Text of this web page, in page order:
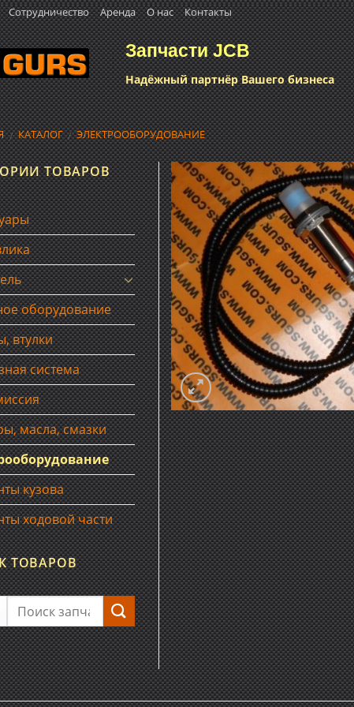
Сотрудничество Аренда О нас Контакты
Запчасти JCB
Надёжный партнёр Вашего бизнеса
/ КАТАЛОГ / ЭЛЕКТРООБОРУДОВАНИЕ
ТОВАРОВ
оборудование
втулки
система
масла, смазки
кузова
ходовой части
ТОВАРОВ